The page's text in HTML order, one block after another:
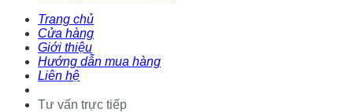
Trang chủ
Cửa hàng
Giới thiệu
Hướng dẫn mua hàng
Liên hệ
Tư vấn trực tiếp